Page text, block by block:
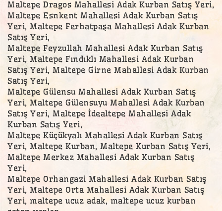
Maltepe Dragos Mahallesi Adak Kurban Satış Yeri,
Maltepe Esnkent Mahallesi Adak Kurban Satış
Yeri, Maltepe Ferhatpaşa Mahallesi Adak Kurban
Satış Yeri,
Maltepe Feyzullah Mahallesi Adak Kurban Satış
Yeri, Maltepe Fındıklı Mahallesi Adak Kurban
Satış Yeri, Maltepe Girne Mahallesi Adak Kurban
Satış Yeri,
Maltepe Gülensu Mahallesi Adak Kurban Satış
Yeri, Maltepe Gülensuyu Mahallesi Adak Kurban
Satış Yeri, Maltepe İdealtepe Mahallesi Adak
Kurban Satış Yeri,
Maltepe Küçükyalı Mahallesi Adak Kurban Satış
Yeri, Maltepe Kurban, Maltepe Kurban Satış Yeri,
Maltepe Merkez Mahallesi Adak Kurban Satış
Yeri,
Maltepe Orhangazi Mahallesi Adak Kurban Satış
Yeri, Maltepe Orta Mahallesi Adak Kurban Satış
Yeri, maltepe ucuz adak, maltepe ucuz kurban